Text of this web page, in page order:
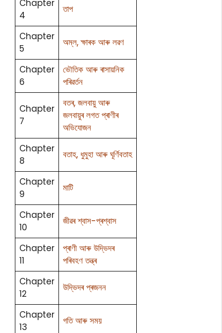
Chapter
4
তাপ
Chapter
5
অম্ল, ক্ষাৰক আৰু লৱণ
Chapter
6
ভৌতিক আৰু ৰাসায়নিক
পৰিৱৰ্তন
Chapter
7
বতৰ, জলবায়ু আৰু
জলবায়ুৰ লগত প্ৰাণীৰ
অভিযোজন
Chapter
8
বতাহ, ধুমুহা আৰু ঘূৰ্ণিবতাহ
Chapter
9
মাটি
Chapter
10
জীৱৰ শ্বাস-প্ৰশ্বাস
Chapter
11
প্ৰাণী আৰু উদ্ভিদৰ
পৰিবহণ তন্ত্ৰ
Chapter
12
উদ্ভিদৰ প্ৰজনন
Chapter
13
গতি আৰু সময়